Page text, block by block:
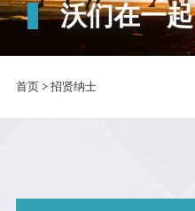
沃们在一起
首页> 招贤纳士